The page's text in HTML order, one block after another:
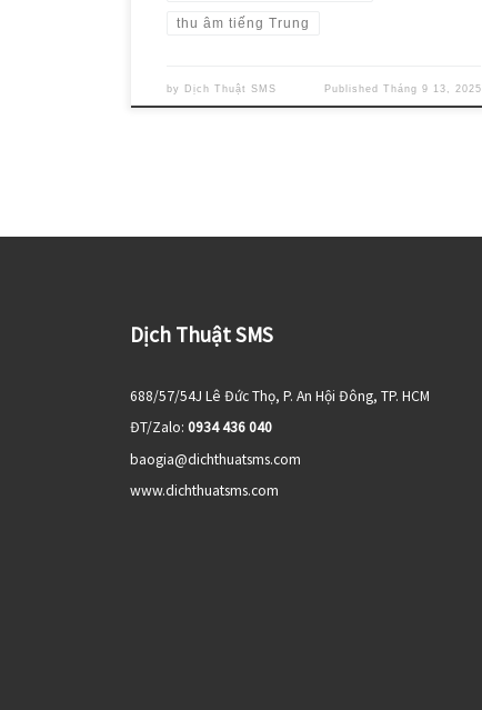
thu âm tiếng Trung
by Dịch Thuật SMS Published Tháng 9 13, 2025
Dịch Thuật SMS
688/57/54J Lê Đức Thọ, P. An Hội Đông, TP. HCM
ĐT/Zalo: 0934 436 040
baogia@dichthuatsms.com
www.dichthuatsms.com